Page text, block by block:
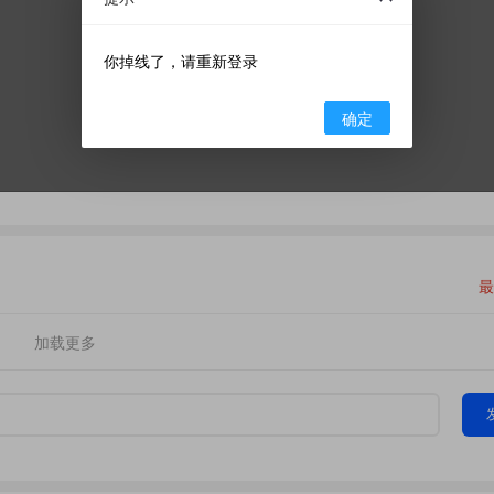
加载更多
你掉线了，请重新登录
确定